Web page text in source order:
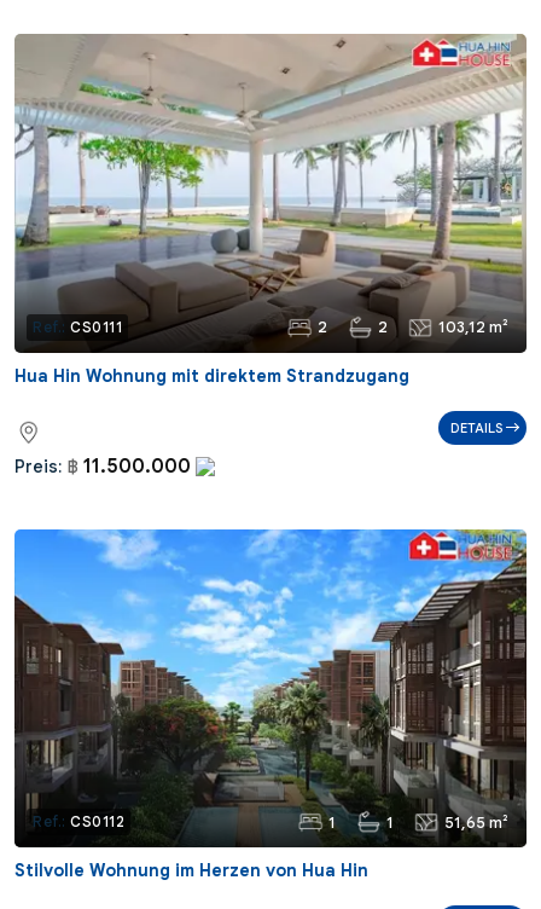
Ref.: CS0111 2 2 103,12 m²
Hua Hin Wohnung mit direktem Strandzugang
Preis: ฿ 11.500.000
DETAILS
Ref.: CS0112 1 1 51,65 m²
Stilvolle Wohnung im Herzen von Hua Hin